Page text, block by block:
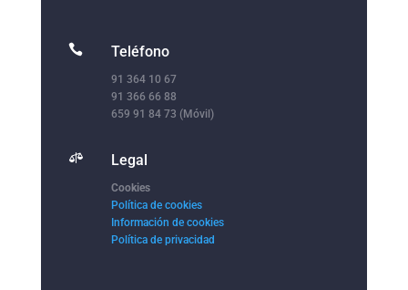
 Teléfono
91 364 10 67
91 366 66 88
659 91 84 73 (Móvil)
 Legal
Cookies
Política de cookies
Información de cookies
Política de privacidad